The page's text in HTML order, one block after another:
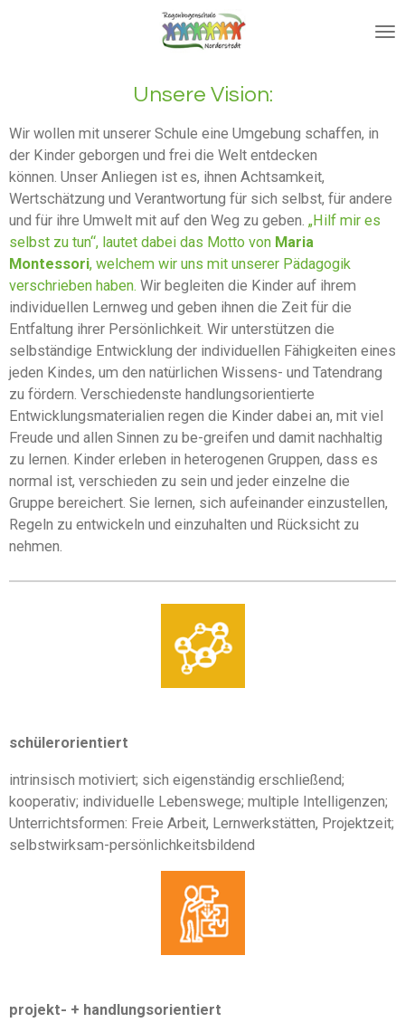
Unsere Vision:
Wir wollen mit unserer Schule eine Umgebung schaffen, in
der Kinder geborgen und frei die Welt entdecken
können. Unser Anliegen ist es, ihnen Achtsamkeit,
Wertschätzung und Verantwortung für sich selbst, für andere
und für ihre Umwelt mit auf den Weg zu geben. „Hilf mir es
selbst zu tun“, lautet dabei das Motto von Maria
Montessori, welchem wir uns mit unserer Pädagogik
verschrieben haben. Wir begleiten die Kinder auf ihrem
individuellen Lernweg und geben ihnen die Zeit für die
Entfaltung ihrer Persönlichkeit. Wir unterstützen die
selbständige Entwicklung der individuellen Fähigkeiten eines
jeden Kindes, um den natürlichen Wissens- und Tatendrang
zu fördern. Verschiedenste handlungsorientierte
Entwicklungsmaterialien regen die Kinder dabei an, mit viel
Freude und allen Sinnen zu be-greifen und damit nachhaltig
zu lernen. Kinder erleben in heterogenen Gruppen, dass es
normal ist, verschieden zu sein und jeder einzelne die
Gruppe bereichert. Sie lernen, sich aufeinander einzustellen,
Regeln zu entwickeln und einzuhalten und Rücksicht zu
nehmen.
schülerorientiert
intrinsisch motiviert; sich eigenständig erschließend;
kooperativ; individuelle Lebenswege; multiple Intelligenzen;
Unterrichtsformen: Freie Arbeit, Lernwerkstätten, Projektzeit;
selbstwirksam-persönlichkeitsbildend
projekt- + handlungsorientiert